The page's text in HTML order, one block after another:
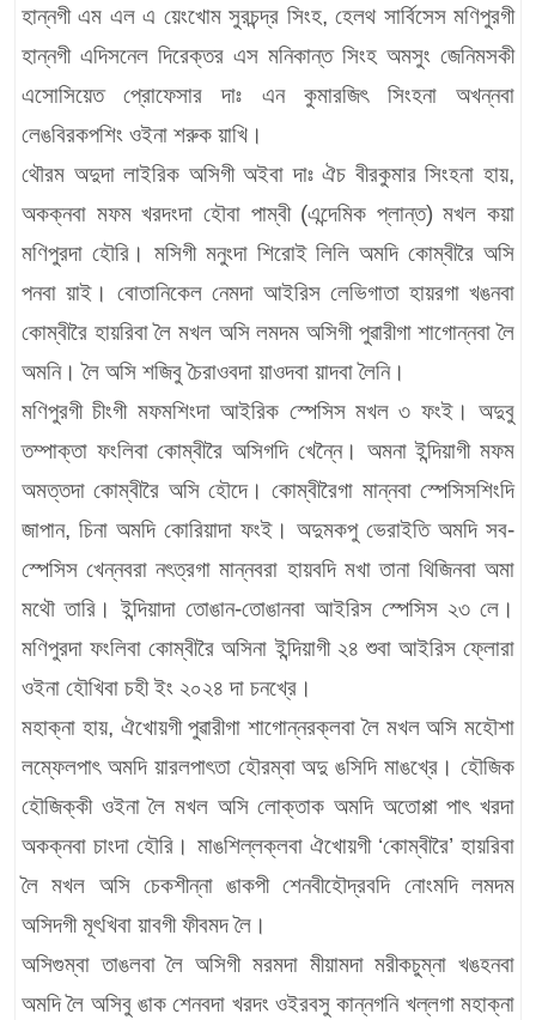
হান্নগী এম এল এ য়েংখোম সুরচন্দ্র সিংহ, হেলথ সার্বিসেস মণিপুরগী
হান্নগী এদিসনেল দিরেক্তর এস মনিকান্ত সিংহ অমসুং জেনিমসকী
এসোসিয়েত প্রোফেসার দাঃ এন কুমারজিৎ সিংহনা অখন্নবা
লেঙবিরকপশিং ওইনা শরুক য়াখি।
থৌরম অদুদা লাইরিক অসিগী অইবা দাঃ ঐচ বীরকুমার সিংহনা হায়,
অকক্নবা মফম খরদংদা হৌবা পাম্বী (এন্দেমিক প্লান্ত) মখল কয়া
মণিপুরদা হৌরি। মসিগী মনুংদা শিরোই লিলি অমদি কোম্বীরৈ অসি
পনবা য়াই। বোতানিকেল নেমদা আইরিস লেভিগাতা হায়রগা খঙনবা
কোম্বীরৈ হায়রিবা লৈ মখল অসি লমদম অসিগী পুৱারীগা শাগোন্নবা লৈ
অমনি। লৈ অসি শজিবু চৈরাওবদা য়াওদবা য়াদবা লৈনি।
মণিপুরগী চীংগী মফমশিংদা আইরিক স্পেসিস মখল ৩ ফংই। অদুবু
তম্পাক্তা ফংলিবা কোম্বীরৈ অসিগদি খেন্নৈ। অমনা ইন্দিয়াগী মফম
অমত্তদা কোম্বীরৈ অসি হৌদে। কোম্বীরৈগা মান্নবা স্পেসিসশিংদি
জাপান, চিনা অমদি কোরিয়াদা ফংই। অদুমকপু ভেরাইতি অমদি সব-
স্পেসিস খেন্নবরা নৎত্রগা মান্নবরা হায়বদি মখা তানা থিজিনবা অমা
মথৌ তারি। ইন্দিয়াদা তোঙান-তোঙানবা আইরিস স্পেসিস ২৩ লে।
মণিপুরদা ফংলিবা কোম্বীরৈ অসিনা ইন্দিয়াগী ২৪ শুবা আইরিস ফ্লোরা
ওইনা হৌখিবা চহী ইং ২০২৪ দা চনখ্রে।
মহাক্না হায়, ঐখোয়গী পুৱারীগা শাগোন্নরক্লবা লৈ মখল অসি মহৌশা
লম্ফেলপাৎ অমদি য়ারলপাৎতা হৌরম্বা অদু ঙসিদি মাঙখ্রে। হৌজিক
হৌজিক্কী ওইনা লৈ মখল অসি লোক্তাক অমদি অতোপ্পা পাৎ খরদা
অকক্নবা চাংদা হৌরি। মাঙশিল্লক্লবা ঐখোয়গী ‘কোম্বীরৈ’ হায়রিবা
লৈ মখল অসি চেকশীন্না ঙাকপী শেনবীহৌদ্রবদি নোংমদি লমদম
অসিদগী মূৎখিবা য়াবগী ফীবমদ লৈ।
অসিগুম্বা তাঙলবা লৈ অসিগী মরমদা মীয়ামদা মরীকচুম্না খঙহনবা
অমদি লৈ অসিবু ঙাক শেনবদা খরদং ওইরবসু কান্নগনি খল্লগা মহাক্না